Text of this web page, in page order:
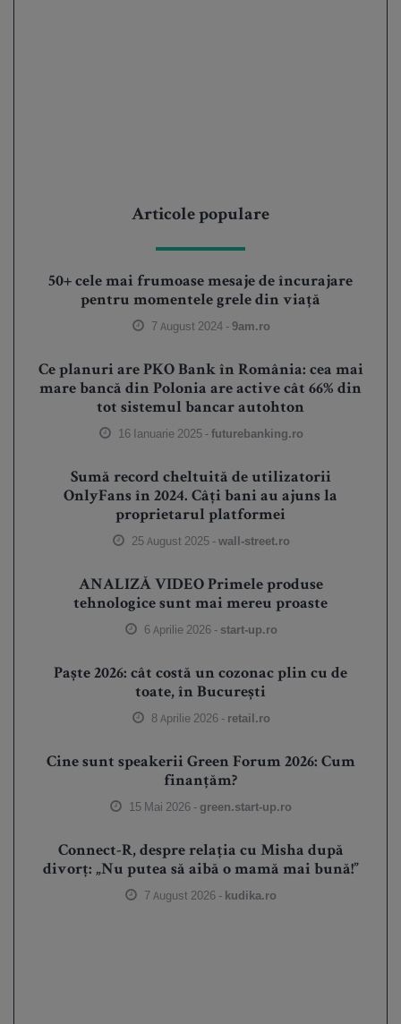
Articole populare
50+ cele mai frumoase mesaje de încurajare
pentru momentele grele din viață
7 August 2024 -9am.ro
Ce planuri are PKO Bank în România: cea mai
mare bancă din Polonia are active cât 66% din
tot sistemul bancar autohton
16 Ianuarie 2025 -futurebanking.ro
Sumă record cheltuită de utilizatorii
OnlyFans în 2024. Câți bani au ajuns la
proprietarul platformei
25 August 2025 -wall-street.ro
ANALIZĂ VIDEO Primele produse
tehnologice sunt mai mereu proaste
6 Aprilie 2026 - start-up.ro
Paște 2026: cât costă un cozonac plin cu de
toate, în București
8 Aprilie 2026 - retail.ro
Cine sunt speakerii Green Forum 2026: Cum
finanțăm?
15 Mai 2026 - green.start-up.ro
Connect-R, despre relația cu Misha după
divorț: „Nu putea să aibă o mamă mai bună!”
7 August 2026 - kudika.ro